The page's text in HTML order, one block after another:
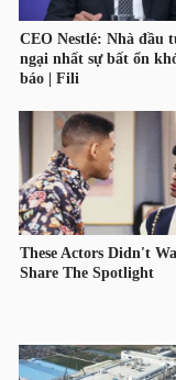
ĐÔNG
DƯƠNG
TÀI
CHÍNH
CÁ
NHÂN
TÍCH